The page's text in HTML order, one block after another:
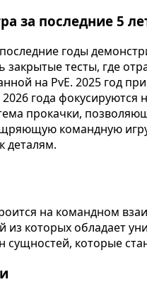
за последние 5
годы
закрытые тесты, где
на PvE. 2025 год
года
прокачки,
командную
деталям.
на командном
из которых обладает
сущностей, которые